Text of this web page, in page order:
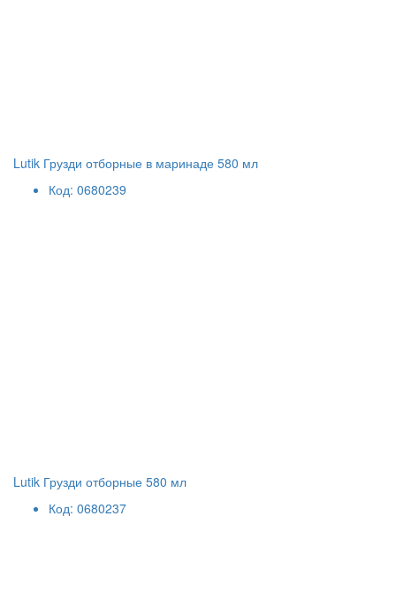
Lutik Грузди отборные в маринаде 580 мл
Код: 0680239
Lutik Грузди отборные 580 мл
Код: 0680237